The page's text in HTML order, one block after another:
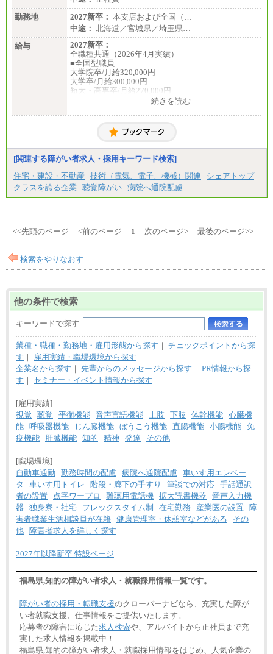
■(株)JTBパブリッシング ※2027年新卒募集終了
総合職 月給241,000円
中途：
①月給227,000円以上
②月給212,000円以上
③月給172,500円以上
④月給23万円～37万円
⑤月給20万円～25万円
⑥月給33万円～48万円
⑦月給271,000円以上
⑧～⑮月給200,000円〜月給400,000円
⑯月給185,000円以上
⑱月給212,000円以上
以上
⑳月給205,000円以上
㉑月給185,000 円以上
㉒月給185,000 円以上
㉓月給224,500円以上
※全コース共通※ 能力・経験・勤務地などにより
勤務地
2027新卒： 本支店および全国（…
中途： 北海道／宮城県／埼玉県…
給与
2027新卒：
全職種共通（2026年4月実績）
■全国型職員
大学院卒/月給320,000円
大学卒/月給300,000円
短大・高専卒/月給270,000円
大学院卒/月給256,000円～288,000円
大学卒/月給240,000円～270,000円
短大・高専卒/月給216,000円～243,000円
■特定職員※
大学院卒/月給234,000円～263,000円
大学卒/月給219,000円～246,000円
短大・高専卒/月給197,000円～222,000円
※拠点型職員、特定職員の給与は、生活の拠点が定
す。
中途：
月給制
226,600円～390,100円（勤務地域等により異なりま
ます。
・試用期間中も同額支給します。
+ 続きを読む
[関連する障がい者求人・採用キーワード検索]
住宅・建設・不動産
技術（電気、電子、機械）関連
シェアトップ
クラスを誇る企業
聴覚障がい 病院へ通院配慮
<<先頭のページ <前のページ 1 次のページ> 最後のページ>>
検索をやりなおす
他の条件で検索
キーワードで探す
業種・職種・勤務地・雇用形態から探す ｜ チェックポイントから探
す ｜
雇用実績・職場環境から探す
企業名から探す ｜ 先輩からのメッセージから探す ｜ PR情報から探
す ｜ セミナー・イベント情報から探す
[雇用実績]
視覚
聴覚 平衡機能 音声言語機能 上肢 下肢 体幹機能 心臓機
能 呼吸器機能 じん臓機能 ぼうこう機能 直腸機能 小腸機能 免
疫機能
肝臓機能 知的 精神 発達 その他
[職場環境]
自動車通勤
勤務時間の配慮 病院へ通院配慮 車いす用エレベー
タ
車いす用トイレ 階段・廊下の手すり 筆談での対応 手話通訳
者の設置
点字ワープロ 難聴用電話機 拡大読書機器
音声入力機
器
独身寮・社宅 フレックスタイム制 在宅勤務 産業医の設置
障
害者職業生活相談員が在籍 健康管理室・休憩室などがある
その
他
障害者求人を詳しく探す
2027年以降新卒 特設ページ
福島県,知的の障がい者求人・就職採用情報一覧です。
障がい者の採用・転職支援のクローバーナビなら、充実した障が
い者就職支援、仕事情報をご提供いたします。
応募者の障害に応じた求人検索や、アルバイトから正社員まで充
実した求人情報を掲載中！
福島県,知的の障がい者求人・就職採用情報をはじめ、人気企業の